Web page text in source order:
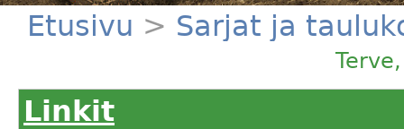
Etusivu > Sarjat ja
Linkit